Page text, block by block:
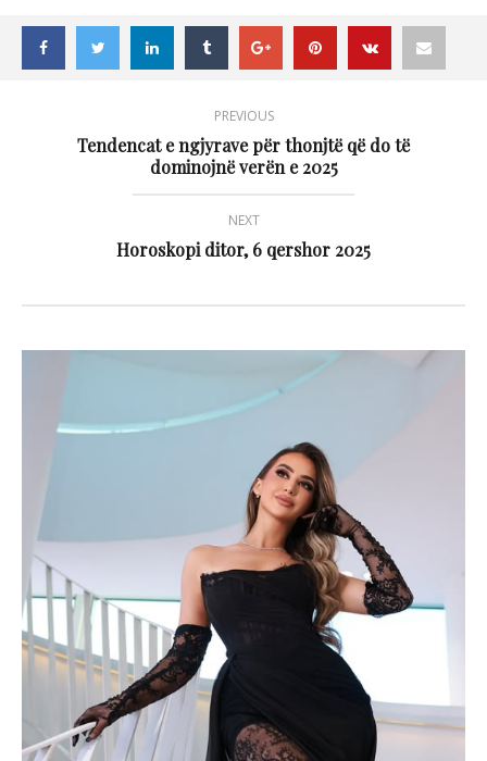
PREVIOUS
Tendencat e ngjyrave për thonjtë që do të
dominojnë verën e 2025
NEXT
Horoskopi ditor, 6 qershor 2025